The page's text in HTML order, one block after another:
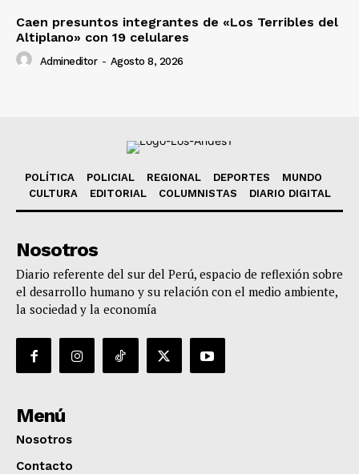
Caen presuntos integrantes de «Los Terribles del
Altiplano» con 19 celulares
Admineditor - Agosto 8, 2026
POLÍTICA POLICIAL REGIONAL DEPORTES
MUNDO
CULTURA
EDITORIAL COLUMNISTAS DIARIO DIGITAL
Nosotros
Diario referente del sur del Perú, espacio de reflexión sobre
el desarrollo humano y su relación con el medio ambiente,
la sociedad y la economía
Menú
Nosotros
Contacto